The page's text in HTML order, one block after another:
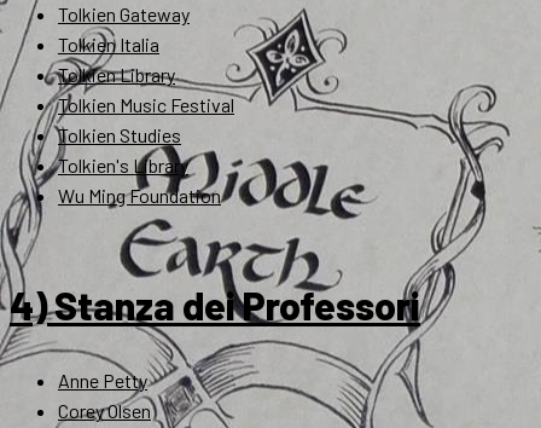
Tolkien Gateway
Tolkien Italia
Tolkien Library
Tolkien Music Festival
Tolkien Studies
Tolkien's Library
Wu Ming Foundation
4) Stanza dei Professori
Anne Petty
Corey Olsen